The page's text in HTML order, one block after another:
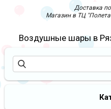
Доставка
Магазин в ТЦ
Воздушные шары в